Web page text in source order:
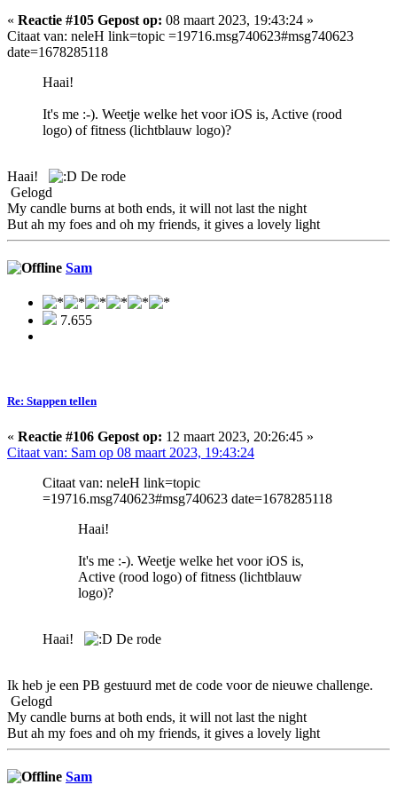
« Reactie #105 Gepost op: 08 maart 2023, 19:43:24 »
Citaat van: neleH link=topic =19716.msg740623#msg740623
date=1678285118
Haai!
It's me :-). Weetje welke het voor iOS is, Active (rood
logo) of fitness (lichtblauw logo)?
Haai!
De rode
Gelogd
My candle burns at both ends, it will not last the night
But ah my foes and oh my friends, it gives a lovely light
Sam
7.655
Re: Stappen tellen
« Reactie #106 Gepost op: 12 maart 2023, 20:26:45 »
Citaat van: Sam op 08 maart 2023, 19:43:24
Citaat van: neleH link=topic
=19716.msg740623#msg740623 date=1678285118
Haai!
It's me :-). Weetje welke het voor iOS is,
Active (rood logo) of fitness (lichtblauw
logo)?
Haai! De rode
Ik heb je een PB gestuurd met de code voor de nieuwe challenge.
Gelogd
My candle burns at both ends, it will not last the night
But ah my foes and oh my friends, it gives a lovely light
Sam